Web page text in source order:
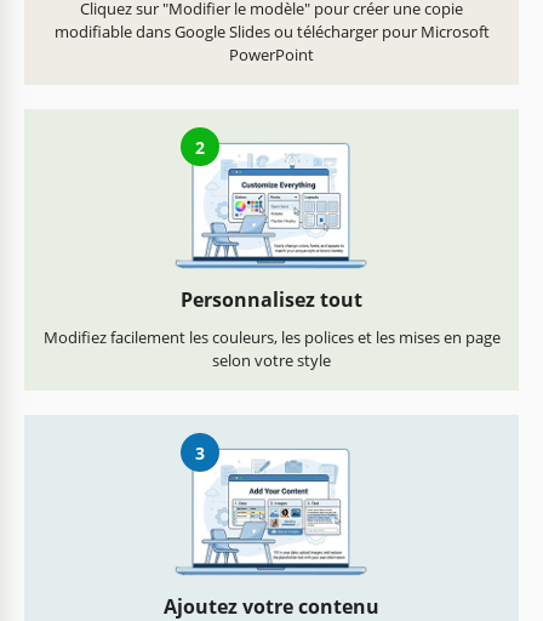
Cliquez sur "Modifier le modèle" pour créer une copie
modifiable dans Google Slides ou télécharger pour Microsoft
PowerPoint
2
Personnalisez tout
Modifiez facilement les couleurs, les polices et les mises en page
selon votre style
3
Ajoutez votre contenu